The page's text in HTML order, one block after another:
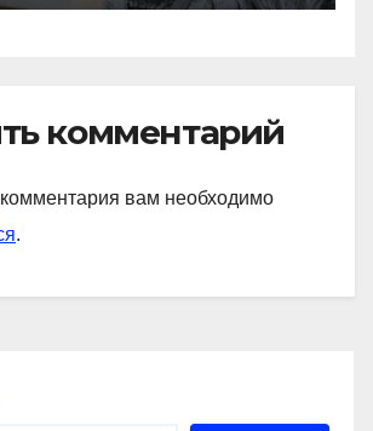
комментарий
вам необходимо
.